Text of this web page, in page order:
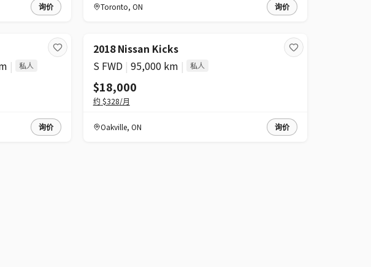
询价 Toronto, ON 询价
| 私人
询价
2018 Nissan Kicks
S FWD | 95,000 km | 私人
$18,000
约 $328/月
Oakville, ON 询价